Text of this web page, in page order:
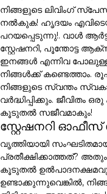
നിങ്ങളുടെ ലിവിംഗ്
നൽകുക! ഹൃദയം
പറയപ്പെടുന്നു!. വാൾ
സ്റ്റേഷനറി, പൂന്തോട്ട
ഇനങ്ങൾ എന്നിവ
നിങ്ങൾക്ക്
നിങ്ങളുടെ സ്വന്തം
വർദ്ധിപ്പിക്കും.
കൂടുതൽ സജീവമാകും!
സ്റ്റേഷനറി
വൃത്തിയായി
പ്രതീക്ഷിക്കാത്തത്?
കൂടുതൽ
ഉണ്ടാക്കുന്നുവെങ്കിൽ,